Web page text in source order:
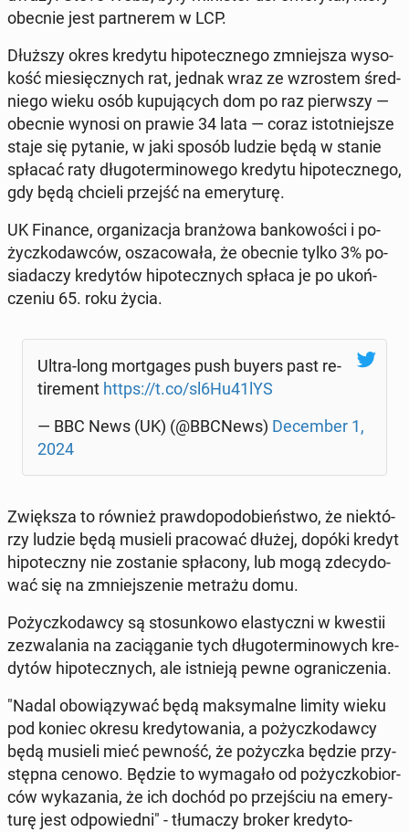
obecnie jest part­ne­rem w LCP.
Dłuższy okres kredytu hi­po­tecz­ne­go zmniej­sza wy­so­
kość mie­sięcz­nych rat, jednak wraz ze wzro­stem śred­
nie­go wieku osób ku­pu­ją­cych dom po raz pierw­szy —
obecnie wynosi on prawie 34 lata — coraz istot­niej­sze
staje się pytanie, w jaki sposób ludzie będą w stanie
spłacać raty dłu­go­ter­mi­no­we­go kredytu hi­po­tecz­ne­go,
gdy będą chcieli przejść na eme­ry­tu­rę.
UK Finance, or­ga­ni­za­cja bran­żo­wa ban­ko­wo­ści i po­
życz­ko­daw­ców, osza­co­wa­ła, że ​​o­bec­nie tylko 3% po­
sia­da­czy kre­dy­tów hi­po­tecz­nych spłaca je po ukoń­
cze­niu 65. roku życia.
Ultra-long mort­ga­ges push buyers past re­
ti­re­ment https://t.co/sl6Hu41lYS
— BBC News (UK) (@BBCNews) De­cem­ber 1,
2024
Zwięk­sza to również praw­do­po­do­bień­stwo, że nie­któ­
rzy ludzie będą musieli pra­co­wać dłużej, dopóki kredyt
hi­po­tecz­ny nie zo­sta­nie spła­co­ny, lub mogą zde­cy­do­
wać się na zmniej­sze­nie metrażu domu.
Po­życz­ko­daw­cy są sto­sun­ko­wo ela­stycz­ni w kwestii
ze­zwa­la­nia na za­cią­ga­nie tych dłu­go­ter­mi­no­wych kre­
dy­tów hi­po­tecz­nych, ale ist­nie­ją pewne ogra­ni­cze­nia.
"Nadal obo­wią­zy­wać będą mak­sy­mal­ne limity wieku
pod koniec okresu kre­dy­to­wa­nia, a po­życz­ko­daw­cy
będą musieli mieć pewność, że po­życz­ka będzie przy­
stęp­na cenowo. Będzie to wy­ma­ga­ło od po­życz­ko­bior­
ców wy­ka­za­nia, że ​​ich dochód po przej­ściu na eme­ry­
tu­rę jest od­po­wied­ni" - tłu­ma­czy broker kre­dy­to­